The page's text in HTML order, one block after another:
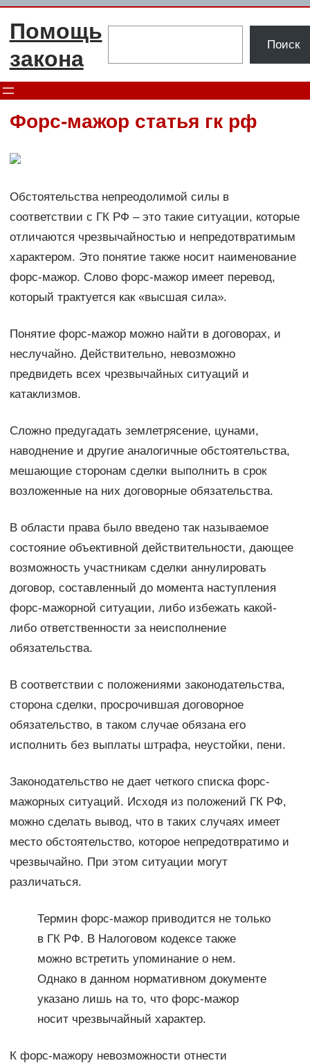
Перейти
Помощь
закона
Поиск
Форс-мажор статья гк рф
Обстоятельства непреодолимой силы в
соответствии с ГК РФ ‒ это такие ситуации, которые
отличаются чрезвычайностью и непредотвратимым
характером. Это понятие также носит наименование
форс-мажор. Слово форс-мажор имеет перевод,
который трактуется как «высшая сила».
Понятие форс-мажор можно найти в договорах, и
неслучайно. Действительно, невозможно
предвидеть всех чрезвычайных ситуаций и
катаклизмов.
Сложно предугадать землетрясение, цунами,
наводнение и другие аналогичные обстоятельства,
мешающие сторонам сделки выполнить в срок
возложенные на них договорные обязательства.
В области права было введено так называемое
состояние объективной действительности, дающее
возможность участникам сделки аннулировать
договор, составленный до момента наступления
форс-мажорной ситуации, либо избежать какой-
либо ответственности за неисполнение
обязательства.
В соответствии с положениями законодательства,
сторона сделки, просрочившая договорное
обязательство, в таком случае обязана его
исполнить без выплаты штрафа, неустойки, пени.
Законодательство не дает четкого списка форс-
мажорных ситуаций. Исходя из положений ГК РФ,
можно сделать вывод, что в таких случаях имеет
место обстоятельство, которое непредотвратимо и
чрезвычайно. При этом ситуации могут
различаться.
Термин форс-мажор приводится не только
в ГК РФ. В Налоговом кодексе также
можно встретить упоминание о нем.
Однако в данном нормативном документе
указано лишь на то, что форс-мажор
носит чрезвычайный характер.
К форс-мажору невозможности отнести